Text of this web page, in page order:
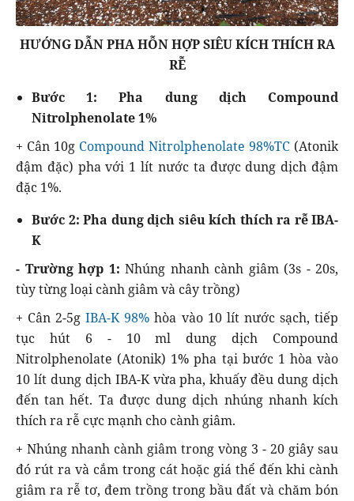
HƯỚNG DẪN PHA HỖN HỢP SIÊU KÍCH THÍCH RA
RỄ
Bước 1: Pha dung dịch Compound
Nitrolphenolate 1%
+ Cân 10g Compound Nitrolphenolate 98%TC (Atonik
đậm đặc) pha với 1 lít nước ta được dung dịch đậm
đặc 1%.
Bước 2: Pha dung dịch siêu kích thích ra rễ IBA-
K
- Trường hợp 1: Nhúng nhanh cành giâm (3s - 20s,
tùy từng loại cành giâm và cây trồng)
+ Cân 2-5gIBA-K 98% hòa vào 10 lít nước sạch, tiếp
tục hút 6 - 10 ml dung dịch Compound
Nitrolphenolate (Atonik) 1% pha tại bước 1 hòa vào
10 lít dung dịch IBA-K vừa pha, khuấy đều dung dịch
đến tan hết. Ta được dung dịch nhúng nhanh kích
thích ra rễ cực mạnh cho cành giâm.
+ Nhúng nhanh cành giâm trong vòng 3 - 20 giây sau
đó rút ra và cắm trong cát hoặc giá thể đến khi cành
giâm ra rễ tơ, đem trồng trong bầu đất và chăm bón